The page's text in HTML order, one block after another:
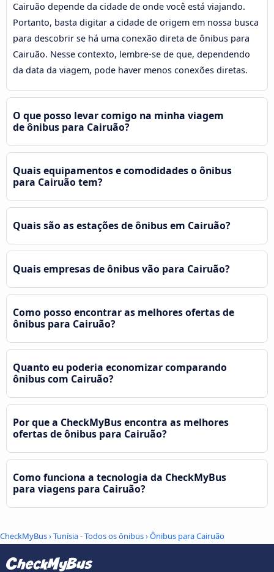
Cairuão depende da cidade de onde você está viajando.
Portanto, basta digitar a cidade de origem em nossa busca
para descobrir se há uma conexão direta de ônibus para
Cairuão. Nesse contexto, lembre-se de que, dependendo
da data da viagem, pode haver menos conexões diretas.
O que posso levar comigo na minha viagem
de ônibus para Cairuão?
Quais equipamentos e comodidades o ônibus
para Cairuão tem?
Quais são as estações de ônibus em Cairuão?
Quais empresas de ônibus vão para Cairuão?
Como posso encontrar as melhores ofertas de
ônibus para Cairuão?
Quanto eu poderia economizar comparando
ônibus com Cairuão?
Por que a CheckMyBus encontra as melhores
ofertas de ônibus para Cairuão?
Como funciona a tecnologia da CheckMyBus
para viagens para Cairuão?
CheckMyBus›Tunísia - Todos os ônibus› Ônibus para Cairuão